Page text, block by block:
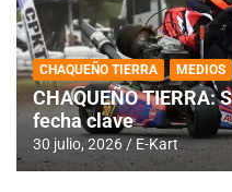
CHAQUEÑO TIERRA MEDIOS
CHAQUEÑO TIERRA:
fecha clave
30 julio, 2026 E-Kart